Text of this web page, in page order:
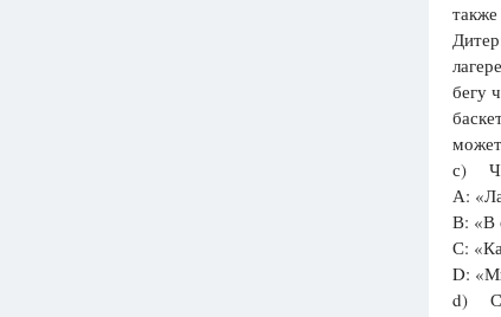
бегу
с)
А:
В: «В
С:
D:
d) С